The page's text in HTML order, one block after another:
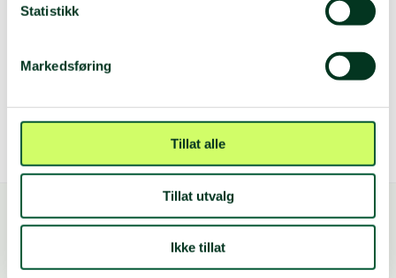
Statistikk
Markedsføring
Tillat alle
Tillat utvalg
Ikke tillat
12 mai 2023